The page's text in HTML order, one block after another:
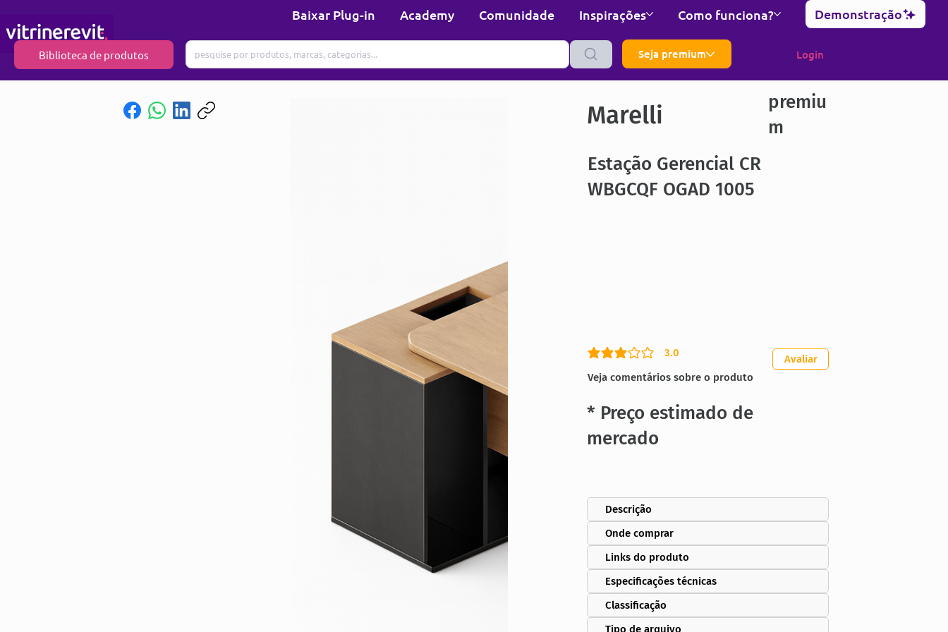
Baixar Plug-in Academy Comunidade Inspirações Como funciona? Demonstração
Biblioteca de produtos Seja premium Login
Marelli
premiu
m
Estação Gerencial CR
WBGCQF OGAD 1005
3.0
classificação média é 3 de 5
Veja comentários sobre o produto
Avaliar
* Preço estimado de
mercado
Descrição
Onde comprar
Links do produto
Especificações técnicas
Classificação
Tipo de arquivo